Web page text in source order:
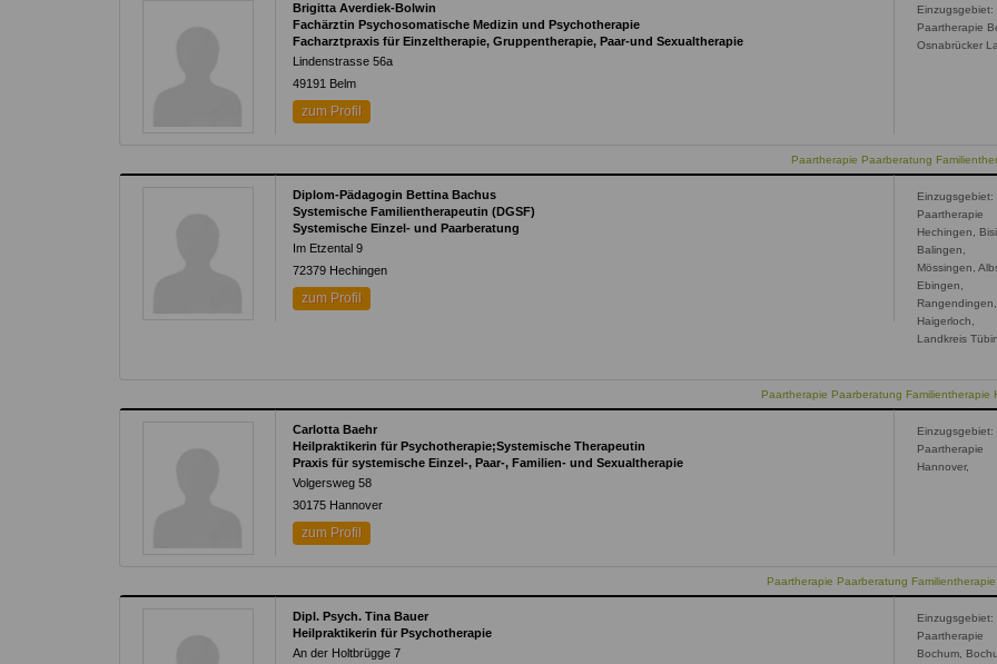
Brigitta Averdiek-Bolwin
Fachärztin Psychosomatische Medizin und Psychotherapie
Facharztpraxis für Einzeltherapie, Gruppentherapie, Paar-und Sexualtherapie
Lindenstrasse 56a
49191 Belm
zum Profil
Einzugsgebiet:
Paartherapie
Osnabrücker
Paartherapie Paarberatung
Diplom-Pädagogin Bettina Bachus
Systemische Familientherapeutin (DGSF)
Systemische Einzel- und Paarberatung
Im Etzental 9
72379 Hechingen
zum Profil
Einzugsgebiet:
Paartherapie
Hechingen,
Balingen,
Mössingen,
Ebingen,
Rangendingen,
Haigerloch,
Landkreis
Paartherapie Paarberatung Familientherapie
Carlotta Baehr
Heilpraktikerin für Psychotherapie;Systemische Therapeutin
Praxis für systemische Einzel-, Paar-, Familien- und Sexualtherapie
Volgersweg 58
30175 Hannover
zum Profil
Einzugsgebiet:
Paartherapie
Hannover,
Paartherapie Paarberatung
Dipl. Psych. Tina Bauer
Heilpraktikerin für Psychotherapie
An der Holtbrügge 7
Einzugsgebiet:
Paartherapie
Bochum,